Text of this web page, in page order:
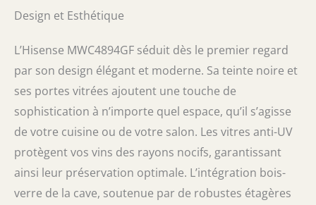
permet au bouchon d'être constamment en
pas si la bouteille était en position verticale
Design et Esthétique
L’Hisense MWC4894GF séduit dès le premier regard
par son design élégant et moderne. Sa teinte noire et
ses portes vitrées ajoutent une touche de
sophistication à n’importe quel espace, qu’il s’agisse
de votre cuisine ou de votre salon. Les vitres anti-UV
protègent vos vins des rayons nocifs, garantissant
ainsi leur préservation optimale. L’intégration bois-
verre de la cave, soutenue par de robustes étagères